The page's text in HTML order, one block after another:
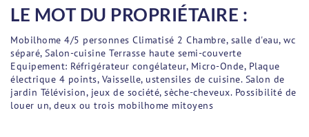
LE MOT DU PROPRIÉTAIRE :
Mobilhome 4/5 personnes Climatisé 2 Chambre, salle d'eau, wc
séparé, Salon-cuisine Terrasse haute semi-couverte
Equipement: Réfrigérateur congélateur, Micro-Onde, Plaque
électrique 4 points, Vaisselle, ustensiles de cuisine. Salon de
jardin Télévision, jeux de société, sèche-cheveux. Possibilité de
louer un, deux ou trois mobilhome mitoyens